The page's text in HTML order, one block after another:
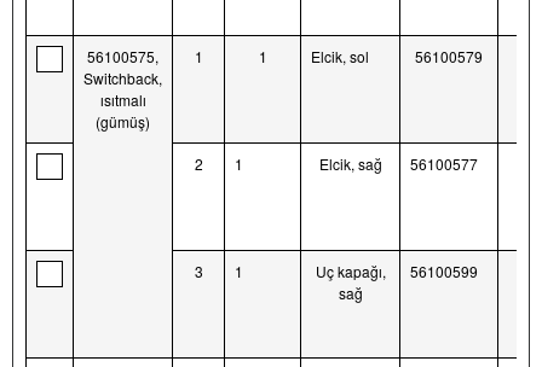
56100575,
Switchback,
ısıtmalı
(gümüş)
1 1 Elcik, sol 56100579
2 1 Elcik, sağ 56100577
3 1
Uç kapağı,
sağ
56100599